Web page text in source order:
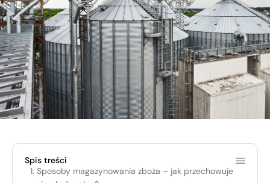
Spis treści
Sposoby magazynowania zboża – jak przechowuje